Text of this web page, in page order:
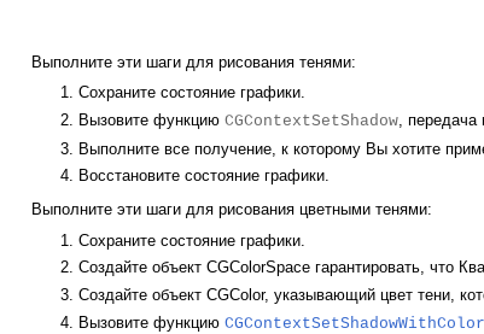
Выполните эти шаги для рисования тенями:
Сохраните состояние графики.
Вызовите функцию CGContextSetShadow ,
Выполните все получение, к которому Вы хотите
Восстановите состояние графики.
Выполните эти шаги для рисования цветными тенями:
Сохраните состояние графики.
Создайте объект CGColorSpace гарантировать, что
Создайте объект CGColor, указывающий цвет тени,
Вызовите функцию CGContextSetShadowWithColor